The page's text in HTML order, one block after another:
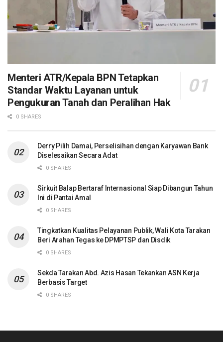
Menteri ATR/Kepala BPN Tetapkan
Standar Waktu Layanan untuk
Pengukuran Tanah dan Peralihan Hak
0 SHARES
Derry Pilih Damai, Perselisihan dengan Karyawan Bank
Diselesaikan Secara Adat
0 SHARES
Sirkuit Balap Bertaraf Internasional Siap Dibangun Tahun
Ini di Pantai Amal
0 SHARES
Tingkatkan Kualitas Pelayanan Publik, Wali Kota Tarakan
Beri Arahan Tegas ke DPMPTSP dan Disdik
0 SHARES
Sekda Tarakan Abd. Azis Hasan Tekankan ASN Kerja
Berbasis Target
0 SHARES